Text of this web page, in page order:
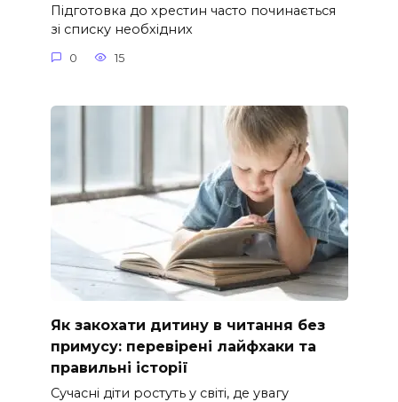
Підготовка до хрестин часто починається
зі списку необхідних
0 15
Як закохати дитину в читання без
примусу: перевірені лайфхаки та
правильні історії
Сучасні діти ростуть у світі, де увагу